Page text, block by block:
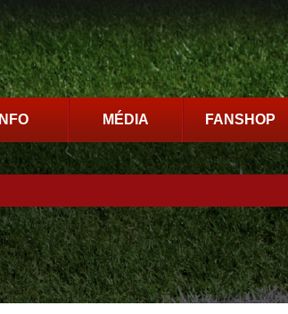
INFO MÉDIA FANSHOP